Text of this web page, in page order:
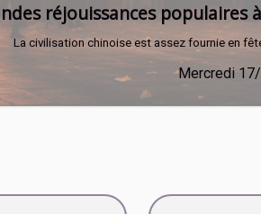
Heure miroir : Quelles
Comme pour la plupart, il n’est plus rare de
Vendredi